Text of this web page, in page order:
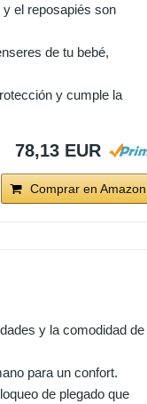
el reposapiés son
de tu bebé,
y cumple la
78,13 EUR
Comprar en Amazon
y la comodidad de
para un confort.
de plegado que